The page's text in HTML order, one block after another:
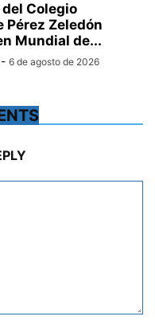
Colegio
Zeledón
Mundial de...
- 6 de agosto de 2026